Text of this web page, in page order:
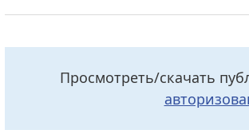
Просмотреть/скачать